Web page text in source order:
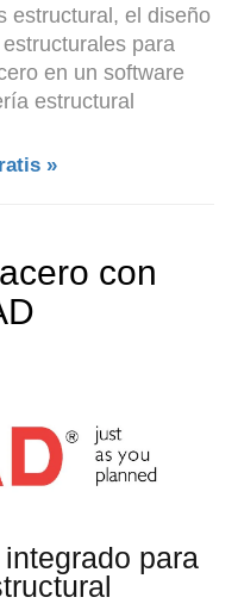
estructural, el diseño
para
en un software
estructural
»
con
para